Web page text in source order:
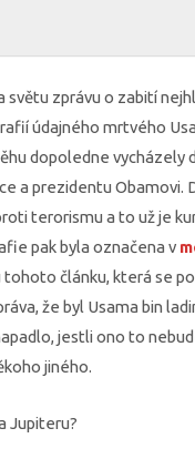
světu zprávu o zabití
údajného mrtvého
dopoledne vycházely
a prezidentu Obamovi.
terorismu a to už je
pak byla označena v
článku, která se
že byl Usama bin
jestli ono to
jiného.
Jupiteru?